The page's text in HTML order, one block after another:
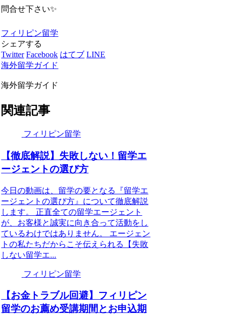
問合せ下さい✨
フィリピン留学
シェアする
Twitter Facebook はてブ LINE
海外留学ガイド
海外留学ガイド
関連記事
フィリピン留学
【徹底解説】失敗しない！留学エ
ージェントの選び方
今日の動画は、留学の要となる『留学エ
ージェントの選び方』について徹底解説
します。 正直全ての留学エージェント
が、お客様と誠実に向き合って活動をし
ているわけではありません。 エージェン
トの私たちだからこそ伝えられる【失敗
しない留学エ...
フィリピン留学
【お金トラブル回避】フィリピン
留学のお薦め受講期間とお申込期